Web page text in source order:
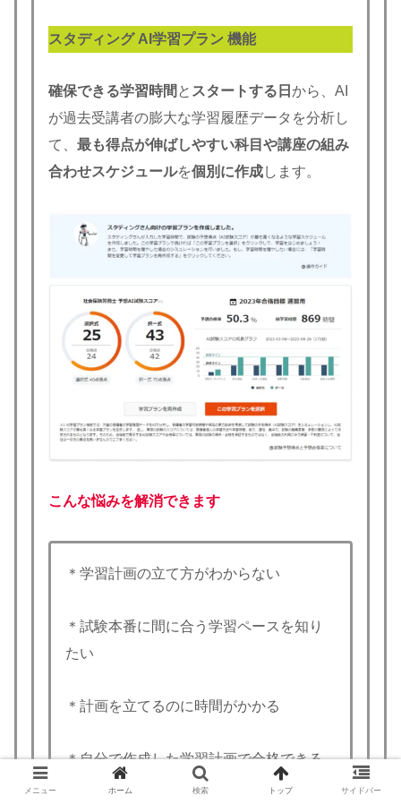
スタディング AI学習プラン 機能
確保できる学習時間 と スタートする日 から、AI
が過去受講者の膨大な学習履歴データを分析し
て、 最も得点が伸ばしやすい科目や講座の組み
合わせスケジュールを個別に作成します。
こんな悩みを解消できます
＊学習計画の立て方がわからない
＊試験本番に間に合う学習ペースを知り
たい
＊計画を立てるのに時間がかかる
＊自分で作成した学習計画で合格できる
メニュー ホーム 検索 トップ サイドバー